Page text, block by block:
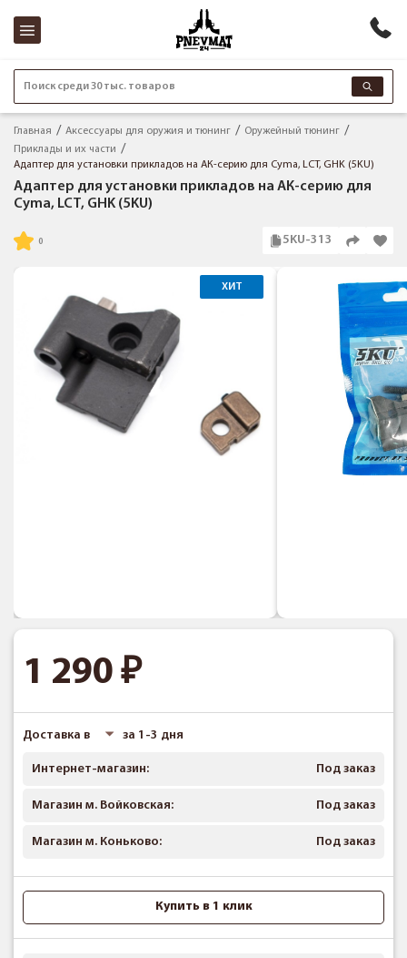
Поиск среди 30 тыс. товаров
Главная Аксессуары для оружия и тюнинг
Оружейный тюнинг
Приклады и их части
Адаптер для установки прикладов на АК-серию для Cyma, LCT, GHK (5KU)
Адаптер для установки прикладов на АК-серию для
Cyma, LCT, GHK (5KU)
5KU-313
ХИТ
1 290
Доставка в за 1-3 дня
Интернет-магазин: Под заказ
Магазин м. Войковская: Под заказ
Магазин м. Коньково: Под заказ
Купить в 1 клик